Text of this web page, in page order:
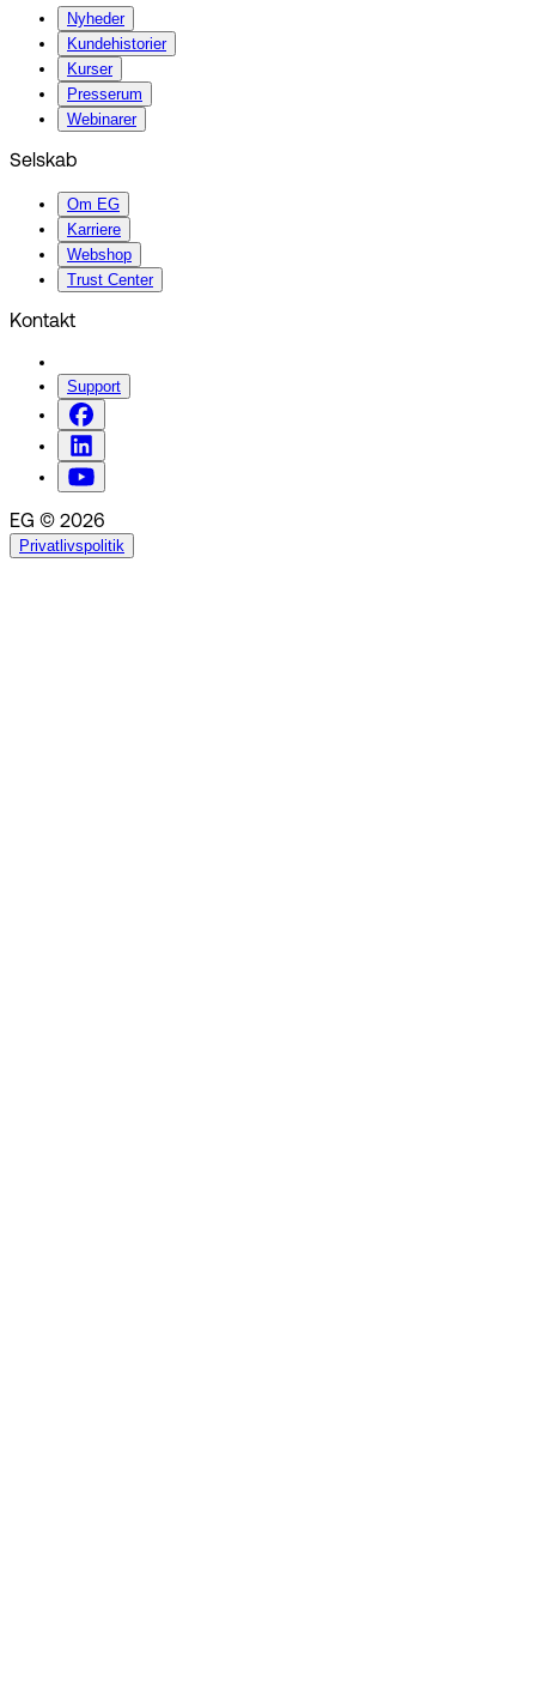
Nyheder
Kundehistorier
Kurser
Presserum
Webinarer
Selskab
Om EG
Karriere
Webshop
Trust Center
Kontakt
Support
EG © 2026
Privatlivspolitik